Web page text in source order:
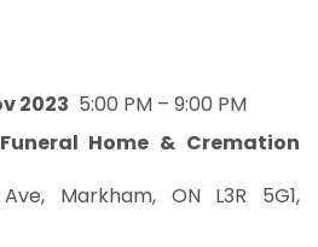
2023 5:00 PM – 9:00 PM
Home & Cremation
Markham, ON L3R 5G1,